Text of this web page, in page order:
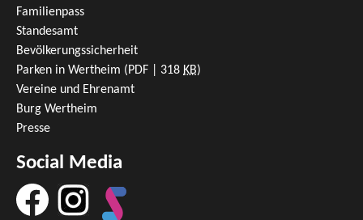
Familienpass
Standesamt
Bevölkerungssicherheit
Parken in Wertheim (PDF | 318 KB)
Vereine und Ehrenamt
Burg Wertheim
Presse
Social Media